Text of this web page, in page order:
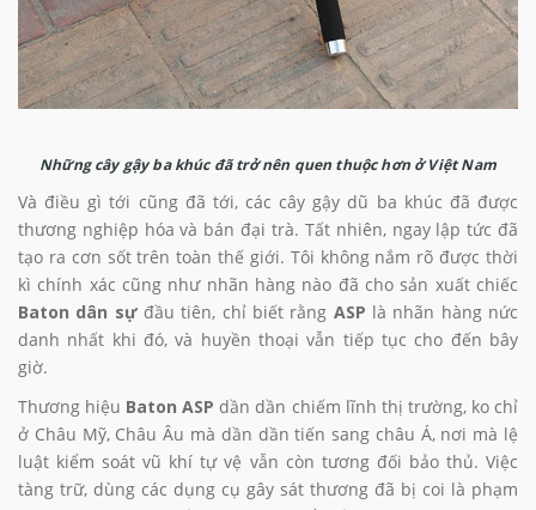
Những cây gậy ba khúc đã trở nên quen thuộc hơn ở Việt Nam
Và điều gì tới cũng đã tới, các cây gậy dũ ba khúc đã được
thương nghiệp hóa và bán đại trà. Tất nhiên, ngay lập tức đã
tạo ra cơn sốt trên toàn thế giới. Tôi không nắm rõ được thời
kì chính xác cũng như nhãn hàng nào đã cho sản xuất chiếc
Baton dân sựđầu tiên, chỉ biết rằng ASP là nhãn hàng nức
danh nhất khi đó, và huyền thoại vẫn tiếp tục cho đến bây
giờ.
Thương hiệu Baton ASP dần dần chiếm lĩnh thị trường, ko chỉ
ở Châu Mỹ, Châu Âu mà dần dần tiến sang châu Á, nơi mà lệ
luật kiểm soát vũ khí tự vệ vẫn còn tương đối bảo thủ. Việc
tàng trữ, dùng các dụng cụ gây sát thương đã bị coi là phạm